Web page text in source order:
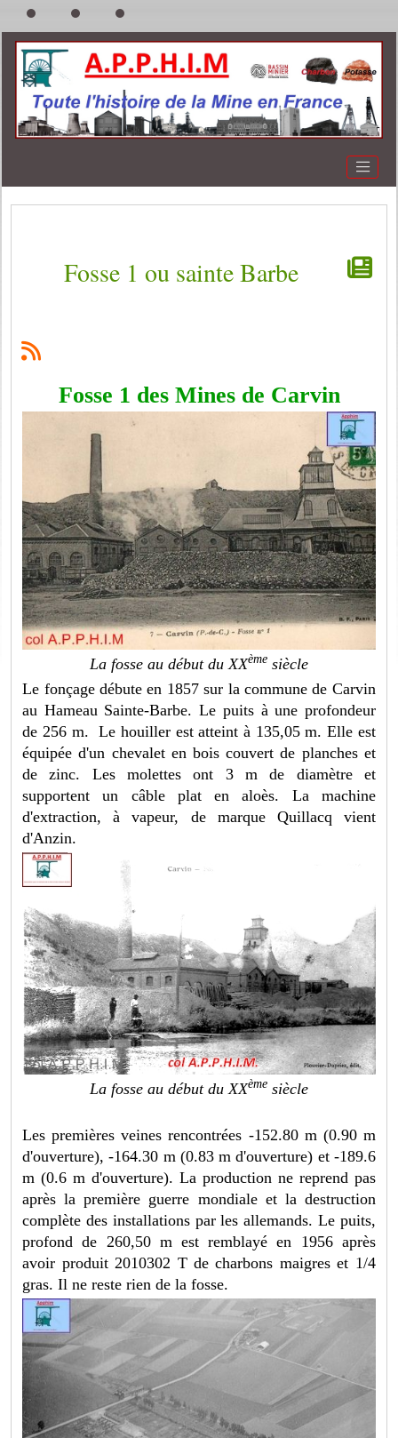
Fosse 1 ou sainte Barbe
Fosse 1 des Mines de Carvin
La fosse au début du XXème siècle
Le fonçage débute en 1857 sur la commune de Carvin
au Hameau Sainte-Barbe. Le puits à une profondeur
de 256 m. Le houiller est atteint à 135,05 m. Elle est
équipée d'un chevalet en bois couvert de planches et
de zinc. Les molettes ont 3 m de diamètre et
supportent un câble plat en aloès. La machine
d'extraction, à vapeur, de marque Quillacq vient
d'Anzin.
La fosse au début du XXème siècle
Les premières veines rencontrées -152.80 m (0.90 m
d'ouverture), -164.30 m (0.83 m d'ouverture) et -189.6
m (0.6 m d'ouverture). La production ne reprend pas
après la première guerre mondiale et la destruction
complète des installations par les allemands. Le puits,
profond de 260,50 m est remblayé en 1956 après
avoir produit 2010302 T de charbons maigres et 1/4
gras. Il ne reste rien de la fosse.